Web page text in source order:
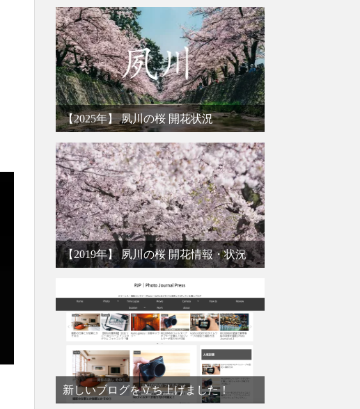
【2025年】 夙川の桜 開花状況
【2019年】 夙川の桜 開花情報・状況
新しいブログを立ち上げました！